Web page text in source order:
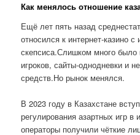
Как менялось отношение
Ещё лет пять назад
относился к интернет-казино
скепсиса.Слишком много было
игроков, сайты-однодневки и
средств.Но рынок менялся.
В 2023 году в Казахстане
регулирования азартных игр в
операторы получили чёткие